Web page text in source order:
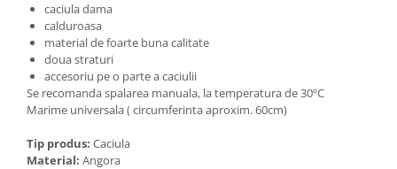
caciula dama
calduroasa
material de foarte buna calitate
doua straturi
accesoriu pe o parte a caciulii
Se recomanda spalarea manuala, la temperatura de 30ºC
Marime universala ( circumferinta aproxim. 60cm)
Tip produs: Caciula
Material: Angora